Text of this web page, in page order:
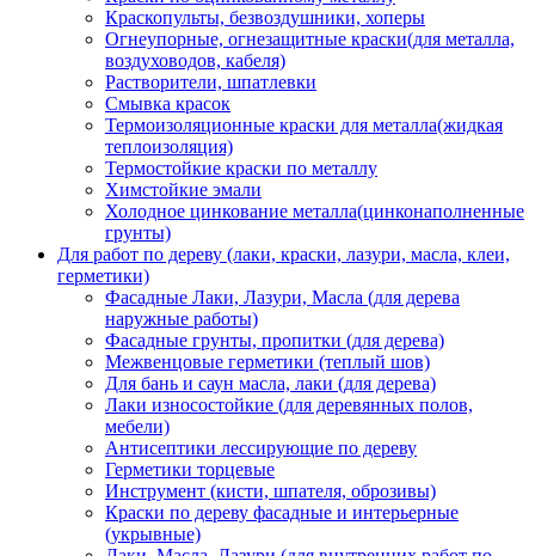
Краскопульты, безвоздушники, хоперы
Огнеупорные, огнезащитные краски(для металла,
воздуховодов, кабеля)
Растворители, шпатлевки
Смывка красок
Термоизоляционные краски для металла(жидкая
теплоизоляция)
Термостойкие краски по металлу
Химстойкие эмали
Холодное цинкование металла(цинконаполненные
грунты)
Для работ по дереву (лаки, краски, лазури, масла, клеи,
герметики)
Фасадные Лаки, Лазури, Масла (для дерева
наружные работы)
Фасадные грунты, пропитки (для дерева)
Межвенцовые герметики (теплый шов)
Для бань и саун масла, лаки (для дерева)
Лаки износостойкие (для деревянных полов,
мебели)
Антисептики лесcирующие по дереву
Герметики торцевые
Инструмент (кисти, шпателя, оброзивы)
Краски по дереву фасадные и интерьерные
(укрывные)